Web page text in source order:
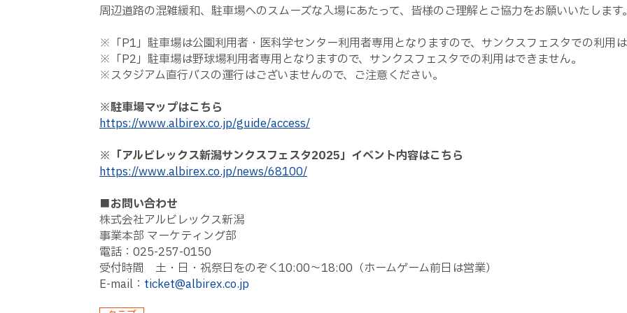
周辺道路の混雑緩和、駐車場へのスムーズな入場にあたって、皆様のご理解とご協力をお願いいたします。
※「P1」駐車場は公園利用者・医科学センター利用者専用となりますので、サンクスフェスタでの利用は
※「P2」駐車場は野球場利用者専用となりますので、サンクスフェスタでの利用はできません。
※スタジアム直行バスの運行はございませんので、ご注意ください。
※駐車場マップはこちら
https://www.albirex.co.jp/guide/access/
※「アルビレックス新潟サンクスフェスタ2025」イベント内容はこちら
https://www.albirex.co.jp/news/68100/
■お問い合わせ
株式会社アルビレックス新潟
事業本部 マーケティング部
電話： 025-257-0150
受付時間 土・日・祝祭日をのぞく10:00～18:00 （ホームゲーム前日は営業）
E-mail ： ticket@albirex.co.jp